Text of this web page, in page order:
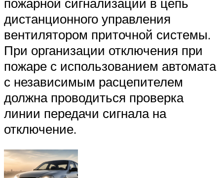
дистанционного управления
вентилятором приточной системы.
При организации отключения при
пожаре с использованием автомата
с независимым расцепителем
должна проводиться проверка
линии передачи сигнала на
отключение.